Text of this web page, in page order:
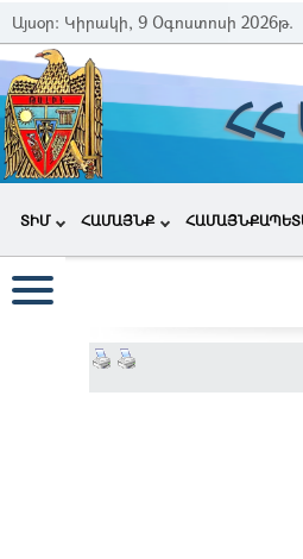
Այսօր: Կիրակի, 9 Օգոստոսի 2026թ.
ՀՀ
ՏԻՄ ՀԱՄԱՅՆՔ